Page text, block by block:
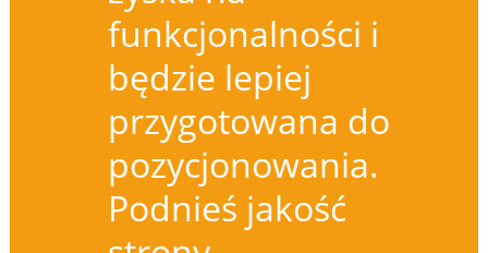
funkcjonalności i
będzie lepiej
przygotowana do
pozycjonowania.
Podnieś jakość